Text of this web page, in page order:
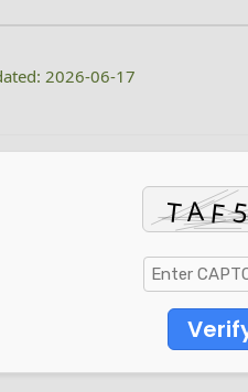
2026-06-17